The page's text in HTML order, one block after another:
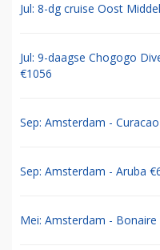
Jul: 8-dg cruise Oost
Jul: 9-daagse Chogogo
€1056
Sep: Amsterdam -
Sep: Amsterdam - Aruba
Mei: Amsterdam - Bonaire